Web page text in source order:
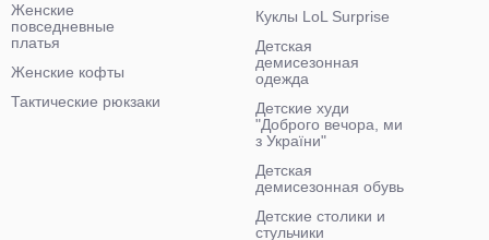
Женские
повседневные
платья
Женские кофты
Тактические рюкзаки
Куклы LoL Surprise
Детская
демисезонная
одежда
Детские худи
"Доброго вечора, ми
з України"
Детская
демисезонная обувь
Детские столики и
стульчики